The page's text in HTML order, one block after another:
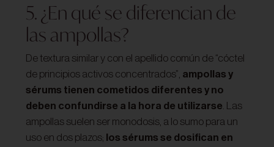
5. ¿En qué se diferencian de
las ampollas?
De textura similar y con el apellido común de “cóctel
de principios activos concentrados”, ampollas y
sérums tienen cometidos diferentes y no
deben confundirse a la hora de utilizarse . Las
ampollas suelen ser monodosis, a lo sumo para un
uso en dos plazos; los sérums se dosifican en